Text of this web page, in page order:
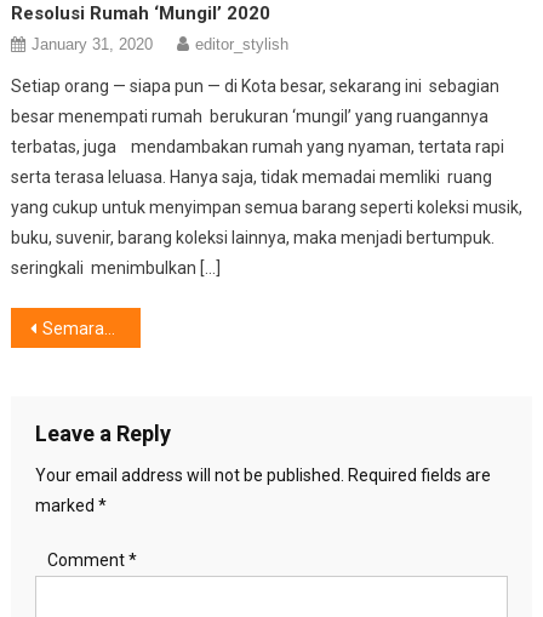
Resolusi Rumah ‘Mungil’ 2020
January 31, 2020 editor_stylish
Setiap orang — siapa pun — di Kota besar, sekarang ini sebagian
besar menempati rumah berukuran ‘mungil’ yang ruangannya
terbatas, juga mendambakan rumah yang nyaman, tertata rapi
serta terasa leluasa. Hanya saja, tidak memadai memliki ruang
yang cukup untuk menyimpan semua barang seperti koleksi musik,
buku, suvenir, barang koleksi lainnya, maka menjadi bertumpuk.
seringkali menimbulkan […]
Post
Semarak Perayaan Idul Fitri,Potongan Harga Untuk 1000 Produk IKEA
Leave a Reply
Your email address will not be published.
Required fields are
marked *
Comment*